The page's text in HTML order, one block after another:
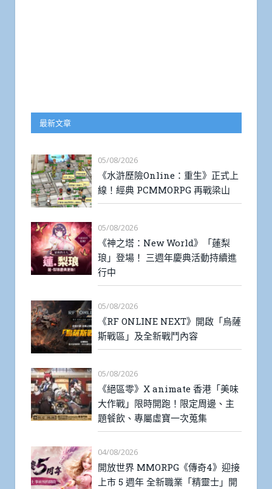
最新文章
05/08/2026
《水滸歷險Online：重生》正式上
線！經典 PCMMORPG 再戰梁山
05/08/2026
《神之塔：New World》「蓮梨
琅」登場！ 三週年慶典活動持續進
行中
05/08/2026
《RF ONLINE NEXT》開啟「烏薩
斯戰區」及全新戰鬥內容
05/08/2026
《絕區零》X animate 香港「美味
大作戰」限時開跑！限定周邊、主
題餐飲、專屬虛寶一次蒐集
04/08/2026
開放世界 MMORPG《傳奇4》迎接
上市 5 週年 全新職業「精靈士」開